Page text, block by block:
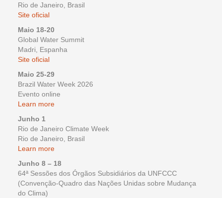
Rio de Janeiro, Brasil
Site oficial
Maio 18-20
Global Water Summit
Madri, Espanha
Site oficial
Maio 25-29
Brazil Water Week 2026
Evento online
Learn more
Junho 1
Rio de Janeiro Climate Week
Rio de Janeiro, Brasil
Learn more
Junho 8 – 18
64ª Sessões dos Órgãos Subsidiários da UNFCCC
(Convenção-Quadro das Nações Unidas sobre Mudança
do Clima)